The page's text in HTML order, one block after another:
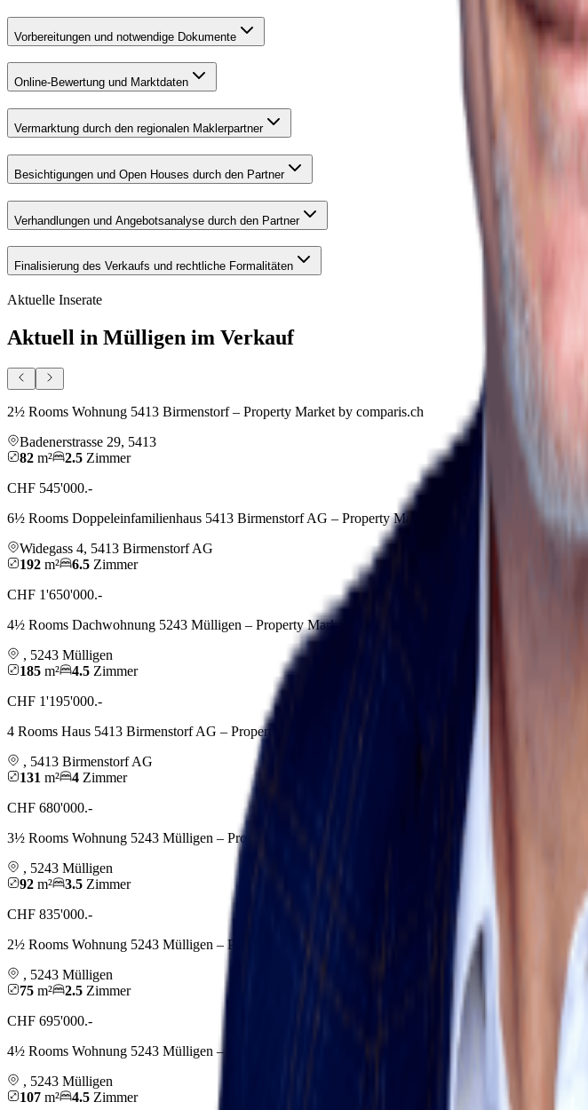
Vorbereitungen und notwendige Dokumente
Online-Bewertung und Marktdaten
Vermarktung durch den regionalen Maklerpartner
Besichtigungen und Open Houses durch den Partner
Verhandlungen und Angebotsanalyse durch den Partner
Finalisierung des Verkaufs und rechtliche Formalitäten
Aktuelle Inserate
Aktuell in Mülligen im Verkauf
2½ Rooms Wohnung 5413 Birmenstorf – Property Market by comparis.ch
Badenerstrasse 29, 5413
82 m² 2.5 Zimmer
CHF 545'000.-
6½ Rooms Doppeleinfamilienhaus 5413 Birmenstorf AG – Property Market by comparis.ch
Widegass 4, 5413 Birmenstorf AG
192 m² 6.5 Zimmer
CHF 1'650'000.-
4½ Rooms Dachwohnung 5243 Mülligen – Property Market by comparis.ch
, 5243 Mülligen
185 m² 4.5 Zimmer
CHF 1'195'000.-
4 Rooms Haus 5413 Birmenstorf AG – Property Market by comparis.ch
, 5413 Birmenstorf AG
131 m² 4 Zimmer
CHF 680'000.-
3½ Rooms Wohnung 5243 Mülligen – Property Market by comparis.ch
, 5243 Mülligen
92 m² 3.5 Zimmer
CHF 835'000.-
2½ Rooms Wohnung 5243 Mülligen – Property Market by comparis.ch
, 5243 Mülligen
75 m² 2.5 Zimmer
CHF 695'000.-
4½ Rooms Wohnung 5243 Mülligen – Property Market by comparis.ch
, 5243 Mülligen
107 m² 4.5 Zimmer